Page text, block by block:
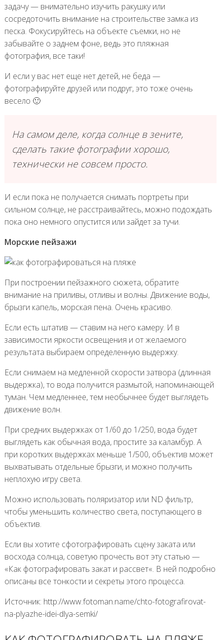
задачу — внимательно изучить ракушку или
сосредоточить внимание на строительстве замка из
песка. Фокусируйтесь на объекте съемки, но не
забывайте о заднем фоне, ведь это пляжная
фотография, все таки!
И если у вас нет еще нет детей, не беда —
фотографируйте друзей или подруг, это тоже очень
весело 🙂
На самом деле, когда солнце в зените,
сделать такие фотографии хорошо,
технически не совсем просто.
И если пока не получается снимать портреты при
сильном солнце, не расстраивайтесь, можно подождать
пока оно немного опустится или зайдет за тучи.
Морские пейзажи
При построении пейзажного сюжета, обратите
внимание на приливы, отливы и волны. Движение воды,
брызги капель, морская пена. Очень красиво.
Если есть штатив — ставим на него камеру. И в
зависимости яркости освещения и от желаемого
результата выбираем определенную выдержку.
Если снимаем на медленной скорости затвора (длинная
выдержка), то вода получится размытой, напоминающей
туман. Чем медленнее, тем необычнее будет выглядеть
движение волн.
При средних выдержках от 1/60 до 1/250, вода будет
выглядеть как обычная вода, простите за каламбур. А
при коротких выдержках меньше 1/500, объектив может
выхватывать отдельные брызги, и можно получить
неплохую игру света.
Можно использовать поляризатор или ND фильтр,
чтобы уменьшить количество света, поступающего в
объектив.
Если вы хотите сфотографировать сцену заката или
восхода солнца, советую прочесть вот эту статью —
«Как фотографировать закат и рассвет«. В ней подробно
описаны все тонкости и секреты этого процесса.
Источник: http://www.fotoman.name/chto-fotografirovat-
na-plyazhe-idei-dlya-semki/